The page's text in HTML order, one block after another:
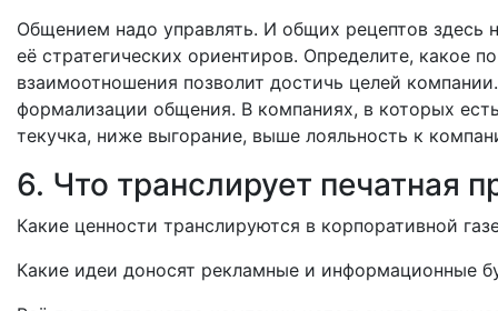
Общением надо управлять. И общих рецептов здесь
её стратегических ориентиров. Определите, какое
взаимоотношения позволит достичь целей
формализации общения. В компаниях, в которых
текучка, ниже выгорание, выше лояльность к
6. Что транслирует печатная
Какие ценности транслируются в корпоративной
Какие идеи доносят рекламные и информационные